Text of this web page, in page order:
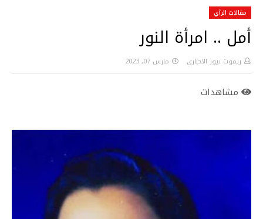
مقالات الرأي
أمل .. امرأة النور
ريموت نيوز الاخباري مارس 07, 2023
مشاهدات